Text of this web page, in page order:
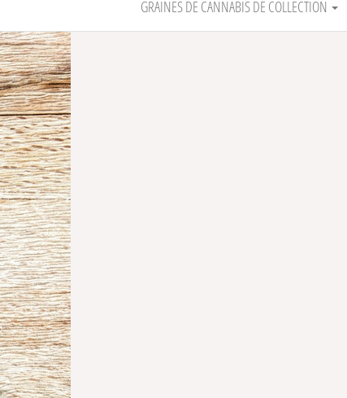
GRAINES DE CANNABIS DE COLLECTION